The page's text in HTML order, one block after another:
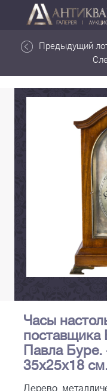
Предыдущий
Часы
поставщика
Павла
35х25х18
Дерево,